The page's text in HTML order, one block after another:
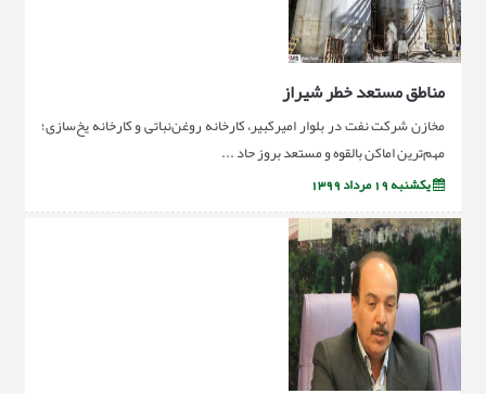
مناطق مستعد خطر شيراز
مخازن شرکت نفت در بلوار امیرکبیر، کارخانه روغن‌نباتی و کارخانه یخ‌سازی؛
مهم‌ترین اماکن بالقوه و مستعد بروز حاد ...
یکشنبه 19 مرداد 1399